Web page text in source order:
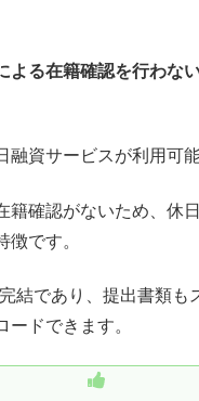
よる在籍確認を行わな
融資サービスが利用可能
籍確認がないため、休
徴です。
結であり、提出書類も
ードできます。